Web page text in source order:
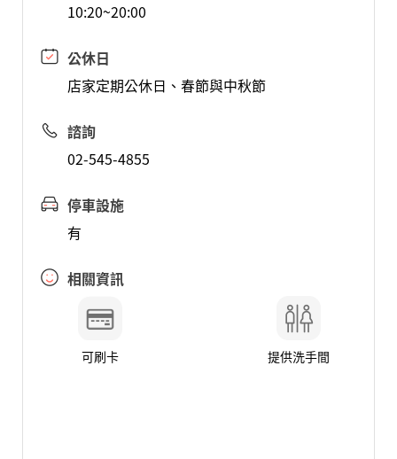
10:20~20:00
公休日
店家定期公休日、春節與中秋節
諮詢
02-545-4855
停車設施
有
相關資訊
可刷卡 提供洗手間